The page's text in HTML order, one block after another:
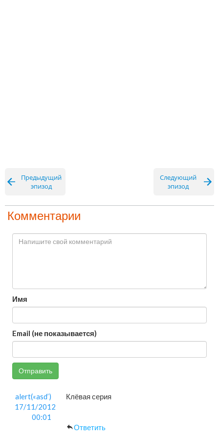
Предыдущий
эпизод
Следующий
эпизод
Комментарии
Имя
Email (не показывается)
Отправить
alert(«asd’)
17/11/2012
00:01
Клёвая серия
Ответить